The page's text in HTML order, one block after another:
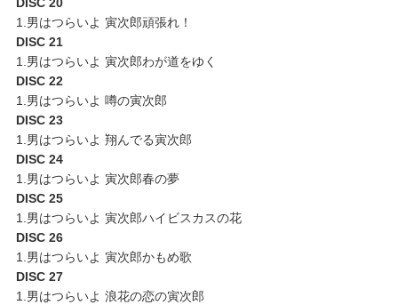
1.男はつらいよ 寅次郎頑張れ！
DISC 21
1.男はつらいよ 寅次郎わが道をゆく
DISC 22
1.男はつらいよ 噂の寅次郎
DISC 23
1.男はつらいよ 翔んでる寅次郎
DISC 24
1.男はつらいよ 寅次郎春の夢
DISC 25
1.男はつらいよ 寅次郎ハイビスカスの花
DISC 26
1.男はつらいよ 寅次郎かもめ歌
DISC 27
1.男はつらいよ 浪花の恋の寅次郎